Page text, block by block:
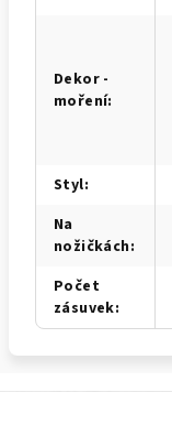
Dekor -
moření:
Styl:
Na
nožičkách:
Počet
zásuvek: